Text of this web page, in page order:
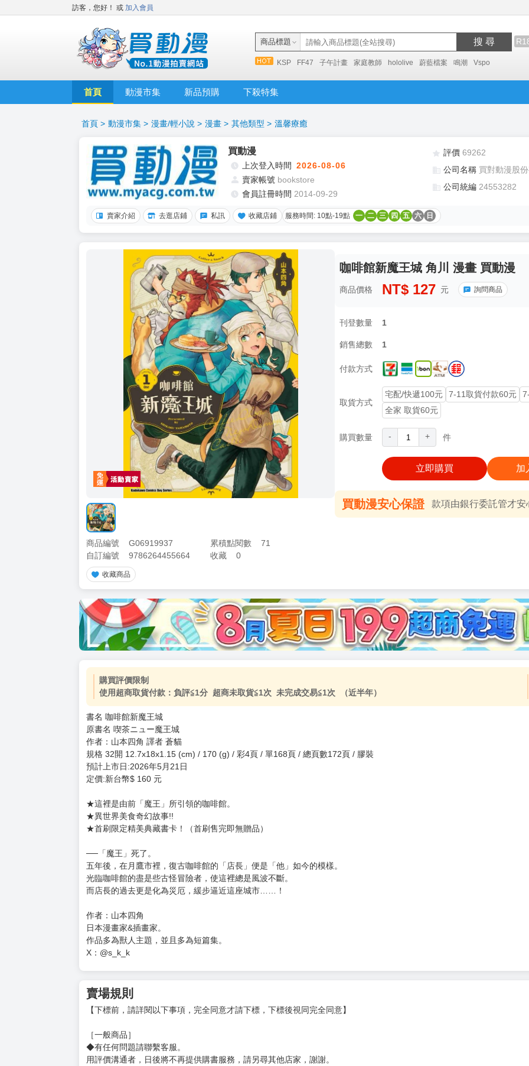
訪客，您好！ 或 加入會員
商品標題 搜 尋
KSP FF47 子午計畫 家庭教師 hololive 蔚藍檔案 鳴潮 Vspo
首頁 動漫市集 新品預購 下殺特集
首頁 > 動漫市集 > 漫畫/輕小說 > 漫畫 > 其他類型 > 溫馨療癒
買動漫
上次登入時間 2026-08-06
賣家帳號 bookstore
會員註冊時間 2014-09-29
評價 69262
公司名稱 買對動漫股
公司統編 24553282
賣家介紹 去逛店鋪 私訊 收藏店鋪 服務時間: 10點-19點 一 二 三 四 五 六 日
商品編號 G06919937 累積點閱數
71
自訂編號
9786264455664 收藏 0
收藏商品
咖啡館新魔王城 角川 漫畫 買動漫
商品價格 NT$ 127 元 詢問商品
刊登數量 1
銷售總數 1
付款方式
取貨方式
宅配/快遞100元 7-11取貨付款60元
全家 取貨60元
購買數量 - + 件
立即購買 加
買動漫安心保證 款項由銀行委託管才安
加價購 ( 共
(加購品) 買動漫★《$15元-加固紙箱包裝》
-
購買評價限制
使用超商取貨付款：負評≦1分 超商未取貨≦1次 未完成交易≦1次 （近半年）
原書名 喫茶ニュー魔王城
作者：山本四角 譯者 蒼貓
規格 32開 12.7x18x1.15 (cm) / 170 (g) / 彩4頁 / 單168頁 / 總頁數172頁 / 膠裝
預計上市日:2026年5月21日
★這裡是由前「魔王」所引領的咖啡館。
★異世界美食奇幻故事!!
★首刷限定精美典藏書卡！（首刷售完即無贈品）
──「魔王」死了。
五年後，在月鷹市裡，復古咖啡館的「店長」便是「他」如今的模樣。
光臨咖啡館的盡是些古怪冒險者，使這裡總是風波不斷。
而店長的過去更是化為災厄，緩步逼近這座城市……！
作者：山本四角
日本漫畫家&插畫家。
作品多為獸人主題，並且多為短篇集。